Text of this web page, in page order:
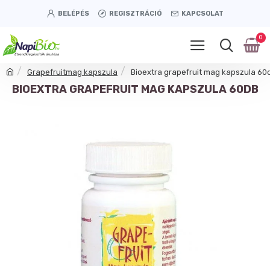
BELÉPÉS REGISZTRÁCIÓ KAPCSOLAT
0
Grapefruitmag kapszula Bioextra grapefruit mag kapszula
BIOEXTRA GRAPEFRUIT MAG KAPSZULA 60DB